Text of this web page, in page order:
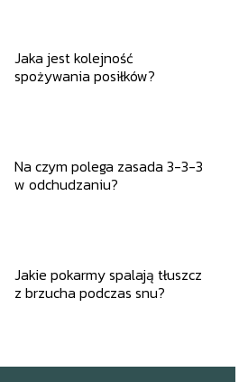
Jaka jest kolejność
spożywania posiłków?
Na czym polega zasada 3-3-3
w odchudzaniu?
Jakie pokarmy spalają tłuszcz
z brzucha podczas snu?